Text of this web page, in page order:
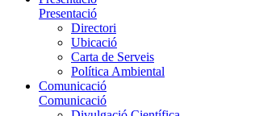
Presentació
Directori
Ubicació
Carta de Serveis
Política Ambiental
Comunicació
Comunicació